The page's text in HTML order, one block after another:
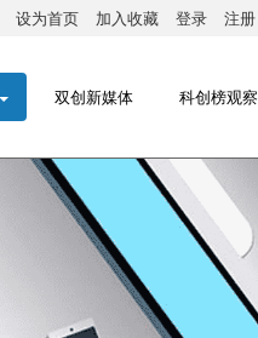
设为首页 加入收藏 登录 注册
双创新媒体 科创榜观察